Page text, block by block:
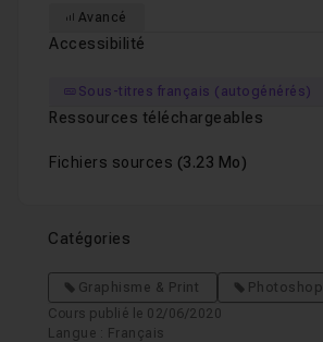
Avancé
Accessibilité
Sous-titres français (autogénérés)
Ressources téléchargeables
Fichiers sources (3.23 Mo)
Catégories
Graphisme & Print Photoshop
Cours publié le 02/06/2020
Langue : Français